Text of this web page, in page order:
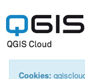
Cookies: